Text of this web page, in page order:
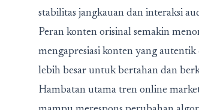
stabilitas jangkauan dan interaksi
Peran konten orisinal semakin
mengapresiasi konten yang
lebih besar untuk bertahan dan
Hambatan utama tren online